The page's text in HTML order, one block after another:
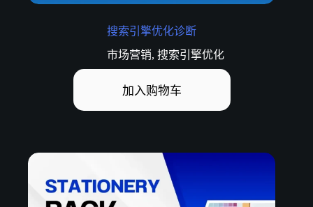
搜索引擎优化诊断
市场营销,搜索引擎优化
加入购物车